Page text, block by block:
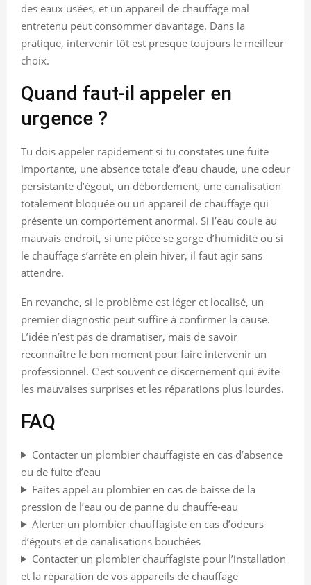
des eaux usées, et un appareil de chauffage mal
entretenu peut consommer davantage. Dans la
pratique, intervenir tôt est presque toujours le meilleur
choix.
Quand faut-il appeler en
urgence ?
Tu dois appeler rapidement si tu constates une fuite
importante, une absence totale d’eau chaude, une odeur
persistante d’égout, un débordement, une canalisation
totalement bloquée ou un appareil de chauffage qui
présente un comportement anormal. Si l’eau coule au
mauvais endroit, si une pièce se gorge d’humidité ou si
le chauffage s’arrête en plein hiver, il faut agir sans
attendre.
En revanche, si le problème est léger et localisé, un
premier diagnostic peut suffire à confirmer la cause.
L’idée n’est pas de dramatiser, mais de savoir
reconnaître le bon moment pour faire intervenir un
professionnel. C’est souvent ce discernement qui évite
les mauvaises surprises et les réparations plus lourdes.
FAQ
Contacter un plombier chauffagiste en cas d’absence
ou de fuite d’eau
Faites appel au plombier en cas de baisse de la
pression de l’eau ou de panne du chauffe-eau
Alerter un plombier chauffagiste en cas d’odeurs
d’égouts et de canalisations bouchées
Contacter un plombier chauffagiste pour l’installation
et la réparation de vos appareils de chauffage